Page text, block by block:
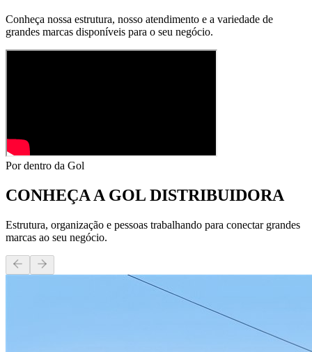
Conheça nossa estrutura, nosso atendimento e a variedade de
grandes marcas disponíveis para o seu negócio.
Por dentro da Gol
CONHEÇA AGOL DISTRIBUIDORA
Estrutura, organização e pessoas trabalhando para conectar grandes
marcas ao seu negócio.